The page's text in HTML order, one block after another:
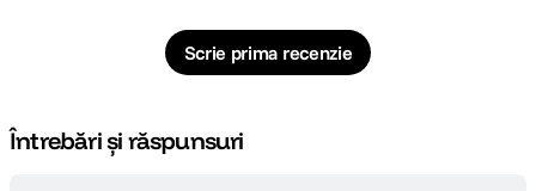
Scrie prima recenzie
Întrebări și răspunsuri